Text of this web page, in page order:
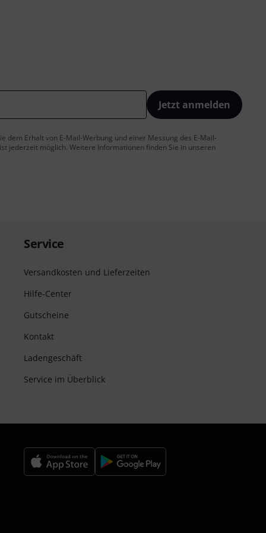
Jetzt anmelden
dem Erhalt von E-Mail-Werbung und einer Messung des E-Mail-
jederzeit möglich. Weitere Informationen finden Sie in unseren
Service
Versandkosten und Lieferzeiten
Hilfe-Center
Gutscheine
Kontakt
Ladengeschäft
Service im Überblick